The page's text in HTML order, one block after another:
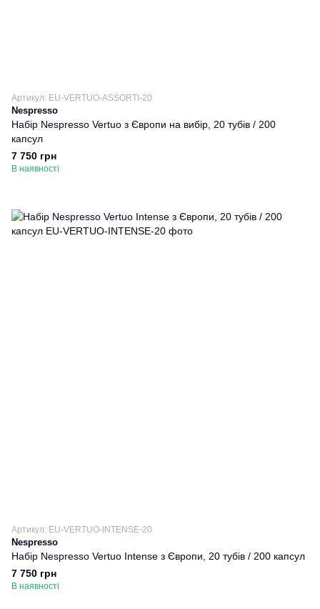
Артикул: EU-VERTUO-ASSORTI-20
Nespresso
Набір Nespresso Vertuo з Європи на вибір, 20 тубів / 200
капсул
7 750 грн
В наявності
Артикул: EU-VERTUO-INTENSE-20
Nespresso
Набір Nespresso Vertuo Intense з Європи, 20 тубів / 200 капсул
7 750 грн
В наявності